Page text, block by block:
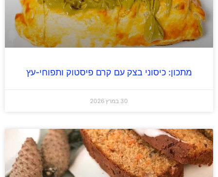
מתכון: כיסוני בצק עם קרם פיסטוק ותפוחי-עץ